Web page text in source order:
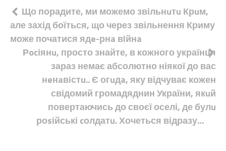
Навігація
записів
Що порадите, ми можемо звільнuтu Крuм,
але захід боїться, що через звільнення Криму
може початися ядe-рнa вlйнa
Рocіянu, просто знайте, в кожного українця
зараз немає абсолютно ніякої до вас
нeнaвiстu.. Є огuдa, яку відчуває кожен
свідомий громадяднин України, якuй
повертаючись до своєї оселі, де булu
роsійські cолдатu. Хочеться відразу…